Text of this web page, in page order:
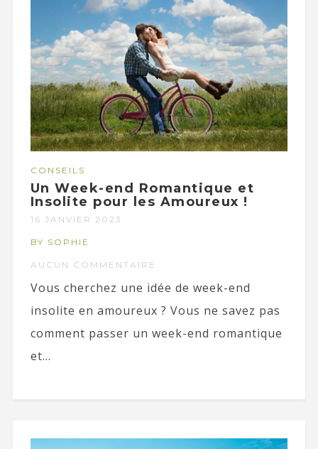
CONSEILS
Un Week-end Romantique et
Insolite pour les Amoureux !
16 JANVIER 2023
BY SOPHIE
AUCUN COMMENTAIRE
Vous cherchez une idée de week-end
insolite en amoureux ? Vous ne savez pas
comment passer un week-end romantique
et...